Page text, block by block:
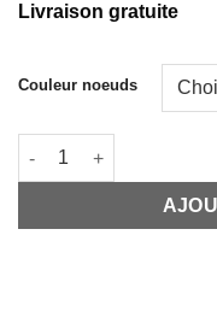
Livraison gratuite
Couleur noeuds
quantité de Cravate à